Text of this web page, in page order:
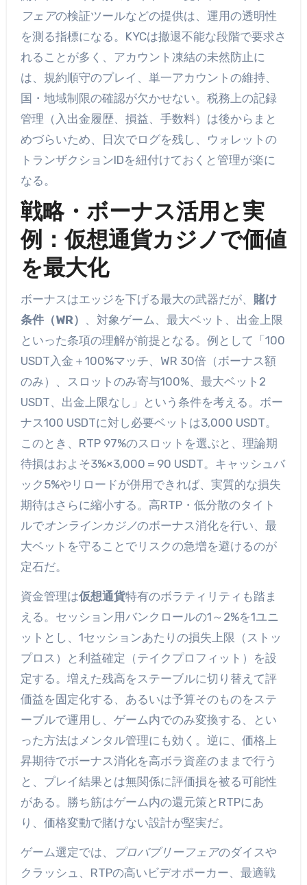
フェアの検証ツールなどの提供は、運用の透明性
を測る指標になる。KYCは撤退不能な段階で要求さ
れることが多く、アカウント凍結の未然防止に
は、規約順守のプレイ、単一アカウントの維持、
国・地域制限の確認が欠かせない。税務上の記録
管理（入出金履歴、損益、手数料）は後からまと
めづらいため、日次でログを残し、ウォレットの
トランザクションIDを紐付けておくと管理が楽に
なる。
戦略・ボーナス活用と実
例：仮想通貨カジノで価値
を最大化
ボーナスはエッジを下げる最大の武器だが、 賭け
条件（WR）
、対象ゲーム、最大ベット、出金上限
といった条項の理解が前提となる。例として「100
USDT入金＋100%マッチ、WR 30倍（ボーナス額
のみ）、スロットのみ寄与100%、最大ベット2
USDT、出金上限なし」という条件を考える。ボー
ナス100 USDTに対し必要ベットは3,000 USDT。
このとき、RTP 97%のスロットを選ぶと、理論期
待損はおよそ3%×3,000＝90 USDT。キャッシュバ
ック5%やリロードが併用できれば、実質的な損失
期待はさらに縮小する。高RTP・低分散のタイト
ルでオンラインカジノのボーナス消化を行い、最
大ベットを守ることでリスクの急増を避けるのが
定石だ。
資金管理は仮想通貨特有のボラティリティも踏ま
える。セッション用バンクロールの1～2%を1ユニ
ットとし、1セッションあたりの損失上限（ストッ
プロス）と利益確定（テイクプロフィット）を設
定する。増えた残高をステーブルに切り替えて評
価益を固定化する、あるいは予算そのものをステ
ーブルで運用し、ゲーム内でのみ変換する、とい
った方法はメンタル管理にも効く。逆に、価格上
昇期待でボーナス消化を高ボラ資産のままで行う
と、プレイ結果とは無関係に評価損を被る可能性
がある。勝ち筋はゲーム内の還元策とRTPにあ
り、価格変動で賭けない設計が堅実だ。
ゲーム選定では、 プロバブリーフェアのダイスや
クラッシュ、RTPの高いビデオポーカー、最適戦